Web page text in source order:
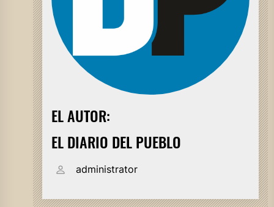
EL AUTOR:
EL DIARIO DEL PUEBLO
administrator